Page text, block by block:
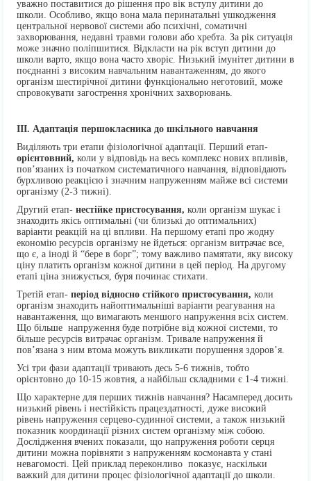
уважно поставитися до рішення про вік вступу дитини до
школи. Особливо, якщо вона мала перинатальні ушкодження
центральної нервової системи або психічні, соматичні
захворювання, недавні травми голови або хребта. За рік ситуація
може значно поліпшитися. Відкласти на рік вступ дитини до
школи варто, якщо вона часто хворіє. Низький імунітет дитини в
поєднанні з високим навчальним навантаженням, до якого
організм шестирічної дитини функціонально неготовий, може
спровокувати загострення хронічних захворювань.
ІІІ. Адаптація першокласника до шкільного навчання
Виділяють три етапи фізіологічної адаптації. Перший етап-
орієнтовний, коли у відповідь на весь комплекс нових впливів,
пов’язаних із початком систематичного навчання, відповідають
бурхливою реакцією і значним напруженням майже всі системи
організму (2-3 тижні).
Другий етап- нестійке пристосування, коли організм шукає і
знаходить якісь оптимальні (чи близькі до оптимальних)
варіанти реакцій на ці впливи. На першому етапі про жодну
економію ресурсів організму не йдеться: організм витрачає все,
що є, а іноді й “бере в борг”; тому важливо памятати, яку високу
ціну платить організм кожної дитини в цей період. На другому
етапі ціна знижується, буря починає стихати.
Третій етап- період відносно стійкого пристосування, коли
організм знаходить найоптимальніші варіанти реагування на
навантаження, що вимагають меншого напруження всіх систем.
Що більше напруження буде потрібне від кожної системи, то
більше ресурсів витрачає організм. Тривале напруження й
пов’язана з ним втома можуть викликати порушення здоров’я.
Усі три фази адаптації тривають десь 5-6 тижнів, тобто
орієнтовно до 10-15 жовтня, а найбільш складними є 1-4 тижні.
Що характерне для перших тижнів навчання? Насамперед досить
низький рівень і нестійкість працездатності, дуже високий
рівень напруження серцево-судинної системи, а також низький
показник координації різних систем організму між собою.
Дослідження вчених показали, що напруження роботи серця
дитини можна порівняти з напруженням космонавта у стані
невагомості. Цей приклад переконливо показує, наскільки
важкий для дитини процес фізіологічної адаптації до школи.